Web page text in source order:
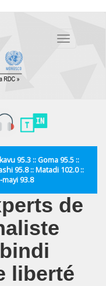
Toggle
95.3 :: Goma 95.5 ::
95.8 :: Matadi 102.0 ::
93.8
de
liberté